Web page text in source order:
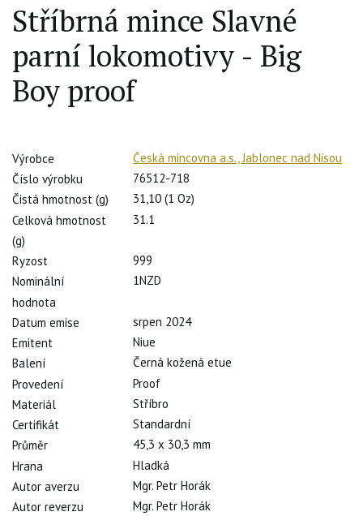
Stříbrná mince Slavné
parní lokomotivy - Big
Boy proof
Výrobce
Česká mincovna a.s., Jablonec nad Nisou
Číslo výrobku
76512-718
Čistá hmotnost (g)
31,10 (1 Oz)
Celková hmotnost
(g)
31.1
Ryzost
999
Nominální
hodnota
1NZD
Datum emise
srpen 2024
Emitent
Niue
Balení
Černá kožená etue
Provedení
Proof
Materiál
Stříbro
Certifikát
Standardní
Průměr
45,3 x 30,3 mm
Hrana
Hladká
Autor averzu
Mgr. Petr Horák
Autor reverzu
Mgr. Petr Horák